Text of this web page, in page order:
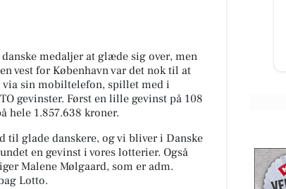
medaljer at glæde sig over, men
vest for København var det nok til at
via sin mobiltelefon, spillet med i
gevinster. Først en lille gevinst på 108
hele 1.857.638 kroner.
til glade danskere, og vi bliver i Danske
en gevinst i vores lotterier. Også
Malene Mølgaard, som er adm.
Lotto.
Åbn opslaget